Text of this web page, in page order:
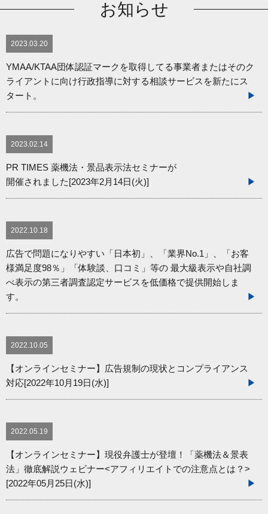
お知らせ
2023.03.20
YMAA/KTAA団体認証マークを取得してる事業者またはそのク
ライアントに向け行政指導に対する相談サービスを新たにス
タート。
2023.02.14
PR TIMES 薬機法・景品表示法セミナーが
開催されました[2023年2月14日(火)]
2022.10.18
広告で問題になりやすい「日本初」、「業界No.1」、「お客
様満足度98％」「体験談、口コミ」等の 最大級表示や自社調
べ表示の第三者調査認定サービスを低価格で提供開始しま
す。
2022.10.05
【オンラインセミナー】広告規制の現状とコンプライアンス
対応[2022年10月19日(水)]
2022.05.19
【オンラインセミナー】現役弁護士が登壇！「薬機法＆景表
法」徹底解説ウェビナー<アフィリエイトでの注意点とは？>
[2022年05月25日(水)]